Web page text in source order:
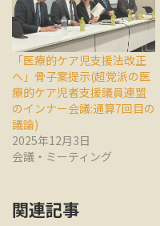
「医療的ケア児支援法改正
へ」骨子案提示(超党派の医
療的ケア児者支援議員連盟
のインナー会議:通算7回目の
議論)
2025年12月3日
会議・ミーティング
関連記事